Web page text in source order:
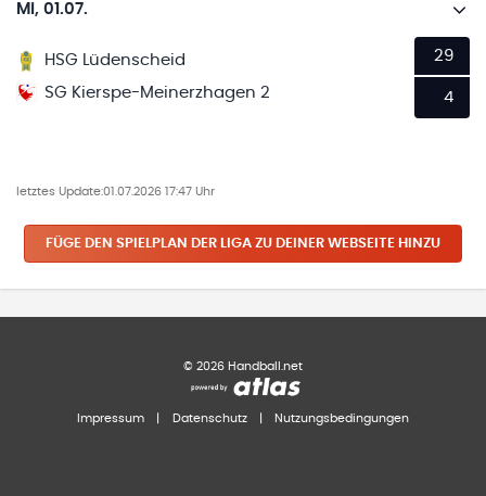
Mi, 01.07.
HSG Lüdenscheid
SG Kierspe-Meinerzhagen 2
29
4
letztes Update:01.07.2026 17:47 Uhr
FÜGE DEN SPIELPLAN DER LIGA ZU DEINER WEBSEITE HINZU
© 2026 Handball.net
Impressum Datenschutz Nutzungsbedingungen